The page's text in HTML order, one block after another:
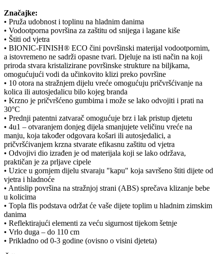
Značajke:
• Pruža udobnost i toplinu na hladnim danima
• Vodootporna površina za zaštitu od snijega i lagane kiše
• Štiti od vjetra
• BIONIC-FINISH® ECO čini površinski materijal vodootpornim,
a istovremeno ne sadrži opasne tvari. Djeluje na isti način na koji
priroda stvara kristalizirane površinske strukture na biljkama,
omogućujući vodi da učinkovito klizi preko površine
• 10 otora na stražnjem dijelu vreće omogućuju pričvršćivanje na
kolica ili autosjedalicu bilo kojeg branda
• Krzno je pričvršćeno gumbima i može se lako odvojiti i prati na
30°C
• Prednji patentni zatvarač omogućuje brz i lak pristup djetetu
• 4u1 – otvaranjem donjeg dijela smanjujete veličinu vreće na
manju, koja također odgovara košari ili autosjedalici, a
pričvršćivanjem krzna stvarate efikasnu zaštitu od vjetra
• Odvojivi dio izrađen je od materijala koji se lako održava,
praktičan je za prljave cipele
• Uzice u gornjem dijelu stvaraju "kapu" koja savršeno štiti dijete od
vjetra i hladnoće
• Antislip površina na stražnjoj strani (ABS) sprečava klizanje bebe
u kolicima
• Topla flis podstava održat će vaše dijete toplim u hladnim zimskim
danima
• Reflektirajući elementi za veću sigurnost tijekom šetnje
• Vrlo duga – do 110 cm
• Prikladno od 0-3 godine (ovisno o visini djeteta)